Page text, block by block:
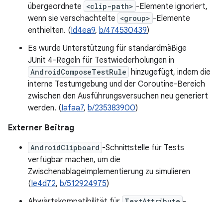
übergeordnete <clip-path> -Elemente ignoriert,
wenn sie verschachtelte <group> -Elemente
enthielten. (Id4ea9, b/474530439)
Es wurde Unterstützung für standardmäßige
JUnit 4-Regeln für Testwiederholungen in
AndroidComposeTestRule hinzugefügt, indem die
interne Testumgebung und der Coroutine-Bereich
zwischen den Ausführungsversuchen neu generiert
werden. (Iafaa7, b/235383900)
Externer Beitrag
AndroidClipboard -Schnittstelle für Tests
verfügbar machen, um die
Zwischenablageimplementierung zu simulieren
(Ie4d72, b/512924975)